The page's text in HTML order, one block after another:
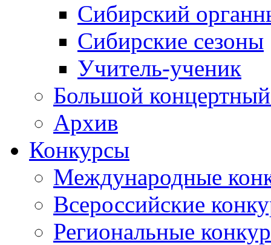
Сибирский
Сибирские сезоны
Учитель-ученик
Большой концертный
Архив
Конкурсы
Международные
Всероссийские
Региональные